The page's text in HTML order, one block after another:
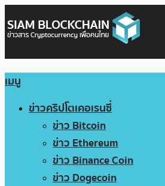
เมนู
ข่าวคริปโตเคอเรนซี่
ข่าว Bitcoin
ข่าว Ethereum
ข่าว Binance Coin
ข่าว Dogecoin